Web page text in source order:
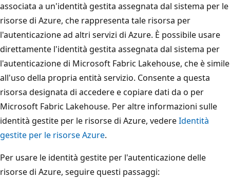
associata a un'identità gestita assegnata dal sistema per le
risorse di Azure, che rappresenta tale risorsa per
l'autenticazione ad altri servizi di Azure. È possibile usare
direttamente l'identità gestita assegnata dal sistema per
l'autenticazione di Microsoft Fabric Lakehouse, che è simile
all'uso della propria entità servizio. Consente a questa
risorsa designata di accedere e copiare dati da o per
Microsoft Fabric Lakehouse. Per altre informazioni sulle
identità gestite per le risorse di Azure, vedereIdentità
gestite per le risorse Azure.
Per usare le identità gestite per l'autenticazione delle
risorse di Azure, seguire questi passaggi: